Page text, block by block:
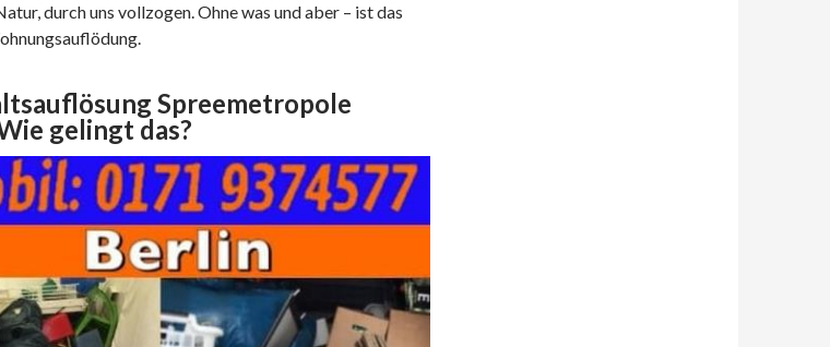
durch uns vollzogen. Ohne was und aber – ist das
Spreemetropole
gelingt das?